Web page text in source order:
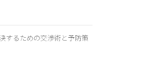
するための交渉術と予防策